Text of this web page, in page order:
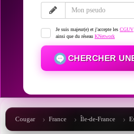
Je suis majeur(e) et j'accepte les CGUV
ainsi que du réseau KNetwork
CHERCHER
Cougar France Île-de-France